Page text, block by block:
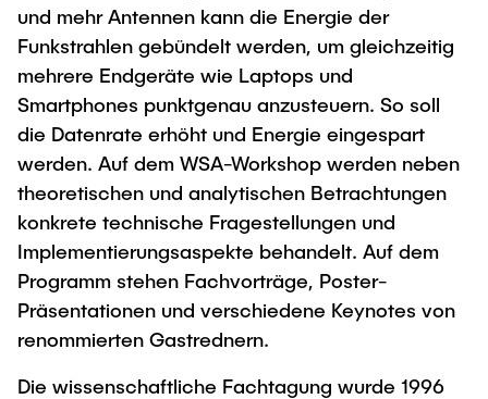
Institutes
Overview
und mehr Antennen kann die Energie der
Funkstrahlen gebündelt werden, um gleichzeitig
mehrere Endgeräte wie Laptops und
Smartphones punktgenau anzusteuern. So soll
die Datenrate erhöht und Energie eingespart
werden. Auf dem WSA-Workshop werden neben
theoretischen und analytischen Betrachtungen
konkrete technische Fragestellungen und
Implementierungsaspekte behandelt. Auf dem
Programm stehen Fachvorträge, Poster-
Präsentationen und verschiedene Keynotes von
renommierten Gastrednern.
Die wissenschaftliche Fachtagung wurde 1996